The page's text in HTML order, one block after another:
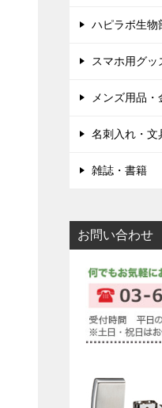
ハピラボ生物
スマホ用グッ
メンズ用品
名刺入れ・文
雑誌・書籍
お問い合わせ